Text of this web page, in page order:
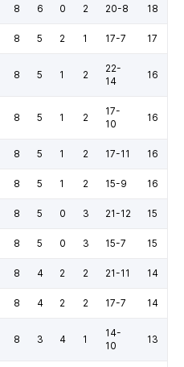
8 6 0 2 20-8 18
8 5 2 1 17-7 17
8 5 1 2
22-
14
16
8 5 1 2
17-
10
16
8 5 1 2 17-11 16
8 5 1 2 15-9 16
8 5 0 3 21-12 15
8 5 0 3 15-7 15
8 4 2 2 21-11 14
8 4 2 2 17-7 14
8 3 4 1
14-
10
13